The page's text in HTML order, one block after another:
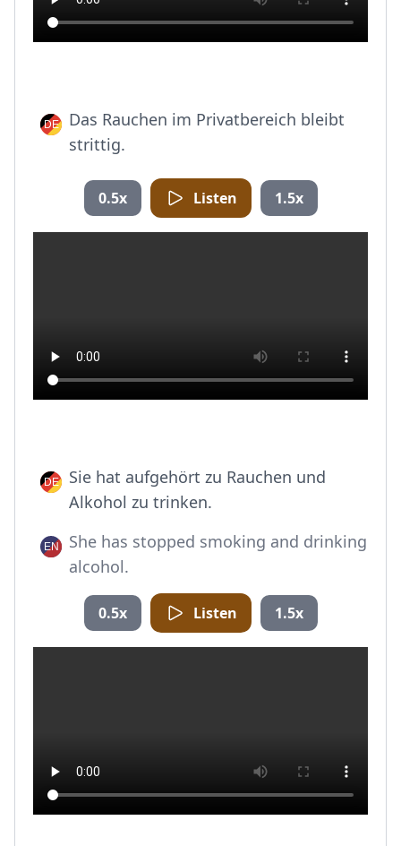
Das Rauchen im Privatbereich bleibt
strittig.
0.5x Listen 1.5x
Sie hat aufgehört zu Rauchen und
Alkohol zu trinken.
She has stopped smoking and drinking
alcohol.
0.5x Listen 1.5x